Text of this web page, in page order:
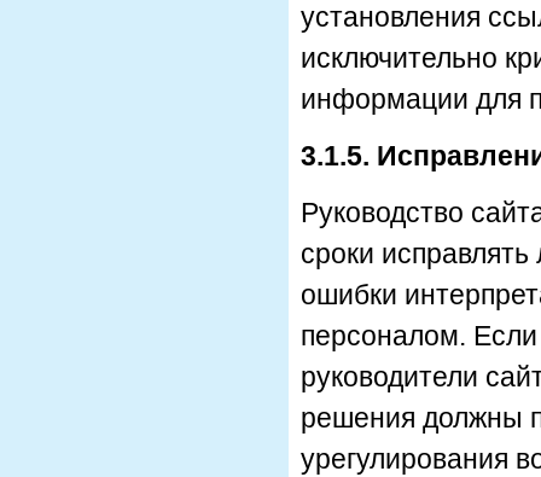
установления
исключительно
информации для
3.1.5.
Руководство
сроки
ошибки
персоналом. Если
руководители
решения должны
урегулирования